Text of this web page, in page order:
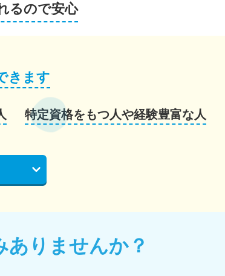
るので安心
きます
特定資格をもつ人や経験豊富な人
ありませんか？